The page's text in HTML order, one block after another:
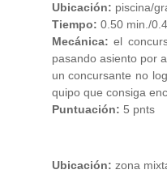
Ubicación: piscina/
Tiempo: 0.50 min./
Mecánica: el
pasando asiento por
un concursante no
quipo que consiga
Puntuación: 5 pnts
Ubicación: zona